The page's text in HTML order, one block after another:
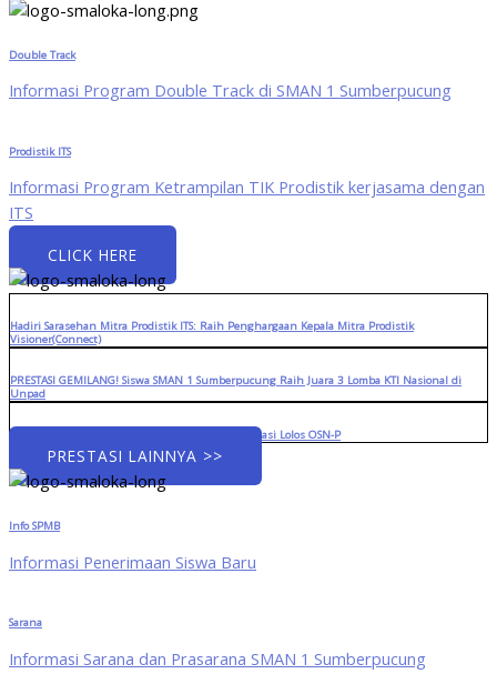
Double Track
Informasi Program Double Track di SMAN 1 Sumberpucung
Prodistik ITS
Informasi Program Ketrampilan TIK Prodistik kerjasama dengan
ITS
CLICK HERE
Hadiri Sarasehan Mitra Prodistik ITS: Raih Penghargaan Kepala Mitra Prodistik
Visioner(Connect)
PRESTASI GEMILANG! Siswa SMAN 1 Sumberpucung Raih Juara 3 Lomba KTI Nasional di
Unpad
Menuju Panggung Provinsi: Tiga Siswa Berprestasi Lolos OSN-P
PRESTASI LAINNYA >>
Info SPMB
Informasi Penerimaan Siswa Baru
Sarana
Informasi Sarana dan Prasarana SMAN 1 Sumberpucung